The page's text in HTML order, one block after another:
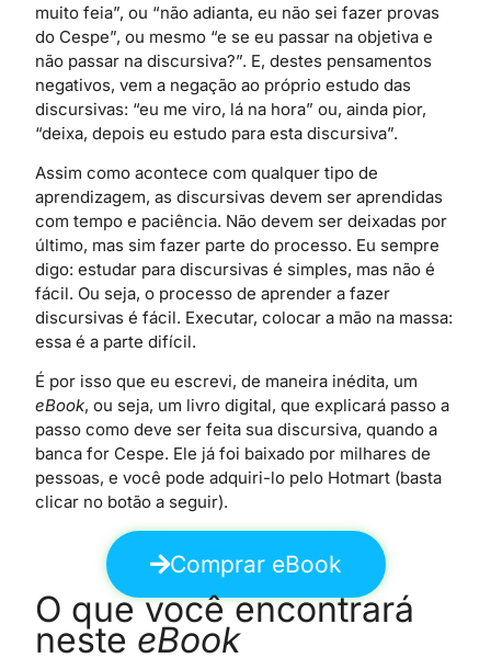
muito feia”, ou “não adianta, eu não sei fazer provas
do Cespe”, ou mesmo “e se eu passar na objetiva e
não passar na discursiva?”. E, destes pensamentos
negativos, vem a negação ao próprio estudo das
discursivas: “eu me viro, lá na hora” ou, ainda pior,
“deixa, depois eu estudo para esta discursiva”.
Assim como acontece com qualquer tipo de
aprendizagem, as discursivas devem ser aprendidas
com tempo e paciência. Não devem ser deixadas por
último, mas sim fazer parte do processo. Eu sempre
digo: estudar para discursivas é simples, mas não é
fácil. Ou seja, o processo de aprender a fazer
discursivas é fácil. Executar, colocar a mão na massa:
essa é a parte difícil.
É por isso que eu escrevi, de maneira inédita, um
eBook, ou seja, um livro digital, que explicará passo a
passo como deve ser feita sua discursiva, quando a
banca for Cespe. Ele já foi baixado por milhares de
pessoas, e você pode adquiri-lo pelo Hotmart (basta
clicar no botão a seguir).
Comprar eBook
O que você encontrará
neste eBook